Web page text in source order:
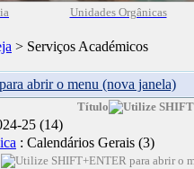
Unidades Orgânicas
> Serviços Académicos
Título
25 ‎(14)
: Calendários Gerais ‎(3)